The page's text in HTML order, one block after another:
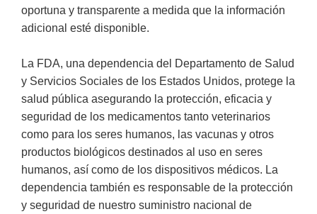
oportuna y transparente a medida que la información
adicional esté disponible.
La FDA, una dependencia del Departamento de Salud
y Servicios Sociales de los Estados Unidos, protege la
salud pública asegurando la protección, eficacia y
seguridad de los medicamentos tanto veterinarios
como para los seres humanos, las vacunas y otros
productos biológicos destinados al uso en seres
humanos, así como de los dispositivos médicos. La
dependencia también es responsable de la protección
y seguridad de nuestro suministro nacional de